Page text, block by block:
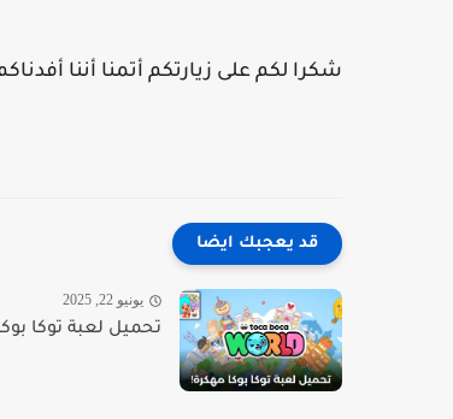
شكرا لكم على زيارتكم أتمنا أننا
قد يعجبك ايضا
يونيو 22, 2025
تحميل لعبة توكا بوكا